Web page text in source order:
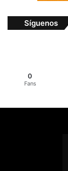
Síguenos
0
Fans